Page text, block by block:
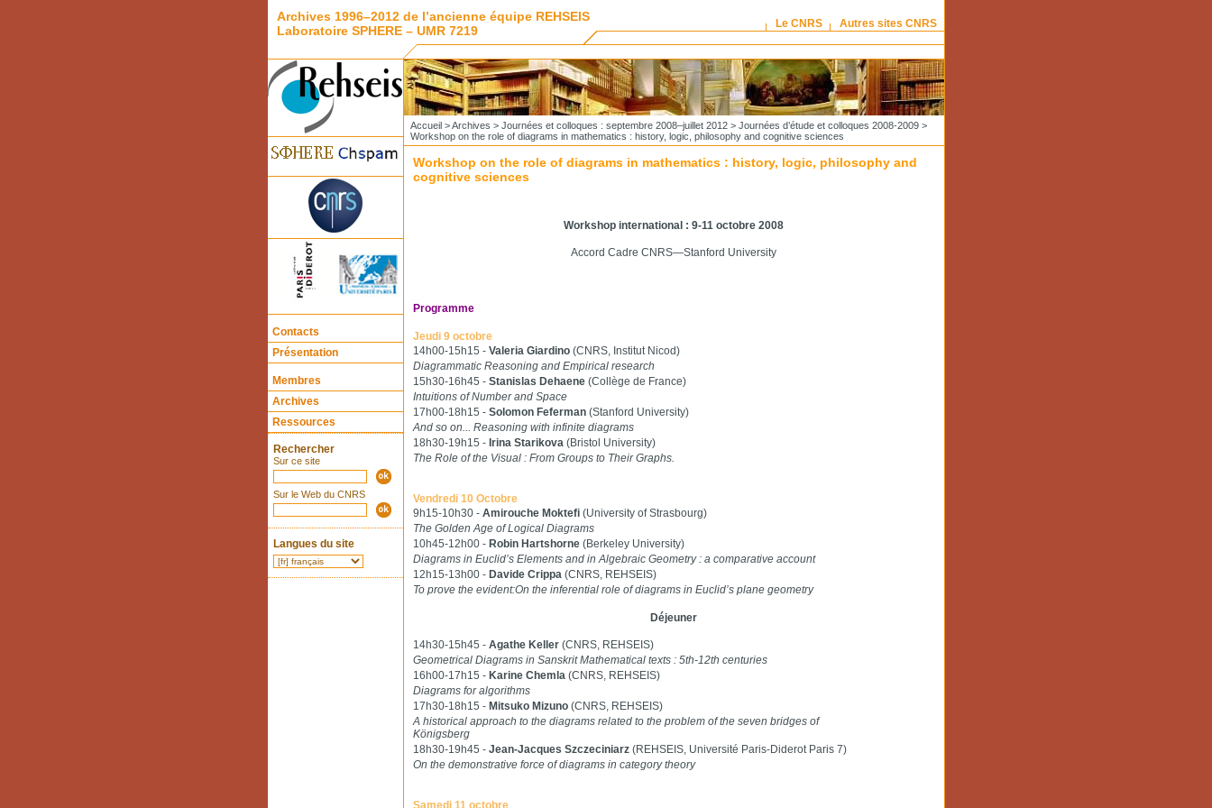
Archives 1996–2012 de l’ancienne équipe REHSEIS
Laboratoire SPHERE – UMR 7219
Le CNRS Autres sites CNRS
Contacts
Présentation
Membres
Archives
Ressources
Rechercher
Sur ce site
Sur le Web du CNRS
Langues du site
Accueil>Archives > Journées et colloques : septembre 2008–juillet 2012> Journées d’étude et colloques 2008-2009>
Workshop on the role of diagrams in mathematics : history, logic, philosophy and cognitive sciences
Workshop on the role of diagrams in mathematics : history, logic, philosophy and
cognitive sciences
Workshop international : 9-11 octobre 2008
Accord Cadre CNRS—Stanford University
Programme
Jeudi 9 octobre
14h00-15h15 - Valeria Giardino(CNRS, Institut Nicod)
Diagrammatic Reasoning and Empirical research
15h30-16h45 - Stanislas Dehaene(Collège de France)
Intuitions of Number and Space
17h00-18h15 - Solomon Feferman(Stanford University)
And so on... Reasoning with infinite diagrams
18h30-19h15 -Irina Starikova(Bristol University)
The Role of the Visual : From Groups to Their Graphs.
Vendredi 10 Octobre
9h15-10h30 - Amirouche Moktefi(University of Strasbourg)
The Golden Age of Logical Diagrams
10h45-12h00 - Robin Hartshorne(Berkeley University)
Diagrams in Euclid’s Elements and in Algebraic Geometry : a comparative account
12h15-13h00 - Davide Crippa(CNRS, REHSEIS)
To prove the evident:On the inferential role of diagrams in Euclid’s plane geometry
Déjeuner
14h30-15h45 -Agathe Keller(CNRS, REHSEIS)
Geometrical Diagrams in Sanskrit Mathematical texts : 5th-12th centuries
16h00-17h15 - Karine Chemla(CNRS, REHSEIS)
Diagrams for algorithms
17h30-18h15 - Mitsuko Mizuno(CNRS, REHSEIS)
A historical approach to the diagrams related to the problem of the seven bridges of
Königsberg
18h30-19h45 - Jean-Jacques Szczeciniarz(REHSEIS, Université Paris-Diderot Paris 7)
On the demonstrative force of diagrams in category theory
Samedi 11 octobre